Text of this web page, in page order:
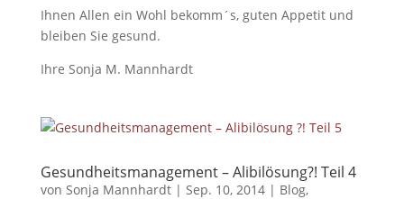
Ihnen Allen ein Wohl bekomm´s, guten Appetit und
bleiben Sie gesund.
Ihre Sonja M. Mannhardt
Gesundheitsmanagement – Alibilösung?! Teil 4
von Sonja Mannhardt| Sep. 10, 2014| Blog,